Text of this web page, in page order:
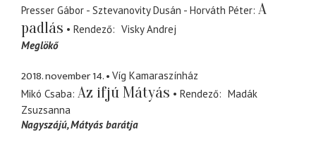
Presser Gábor - Sztevanovity Dusán - Horváth Péter A
padlás
Rendező
Visky Andrej
Meglökő
2018. november 14.
Víg Kamaraszínház
Mikó Csaba Az ifjú Mátyás Rendező
Madák
Zsuzsanna
Nagyszájú Mátyás barátja